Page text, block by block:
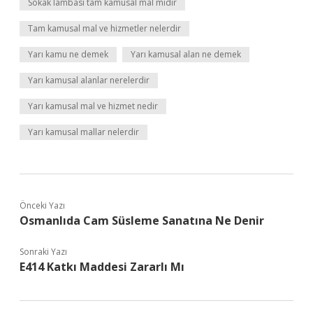
Sokak lambası tam kamusal mal mıdır
Tam kamusal mal ve hizmetler nelerdir
Yarı kamu ne demek Yarı kamusal alan ne demek
Yarı kamusal alanlar nerelerdir
Yarı kamusal mal ve hizmet nedir
Yarı kamusal mallar nelerdir
Önceki Yazı
Osmanlıda Cam Süsleme Sanatına Ne Denir
Sonraki Yazı
E414 Katkı Maddesi Zararlı Mı